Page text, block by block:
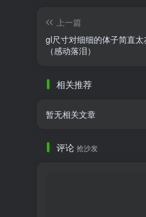
上一篇
gl尺寸对细细的体子简直
（感动落泪）
相关推荐
暂无相关文章
评论 抢沙发